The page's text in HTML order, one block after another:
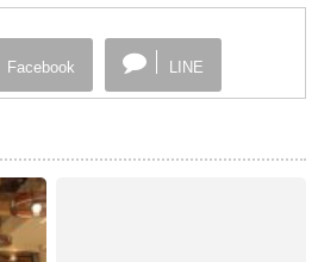
Facebook LINE